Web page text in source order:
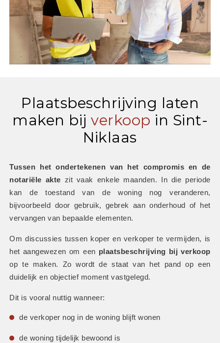
Plaatsbeschrijving laten
maken bij verkoop in Sint-
Niklaas
Tussen het ondertekenen van het compromis en de
notariële akte zit vaak enkele maanden. In die periode
kan de toestand van de woning nog veranderen,
bijvoorbeeld door gebruik, gebrek aan onderhoud of het
vervangen van bepaalde elementen.
Om discussies tussen koper en verkoper te vermijden, is
het aangewezen om een plaatsbeschrijving bij verkoop
op te maken. Zo wordt de staat van het pand op een
duidelijk en objectief moment vastgelegd.
Dit is vooral nuttig wanneer:
de verkoper nog in de woning blijft wonen
de woning tijdelijk bewoond is